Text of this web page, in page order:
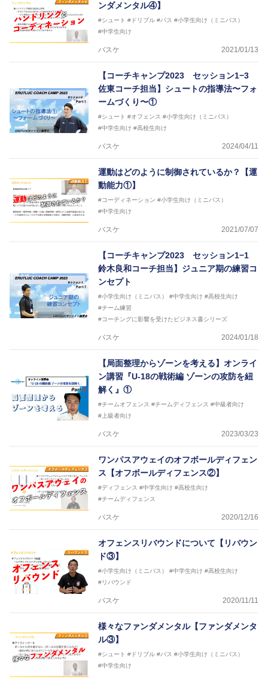
ンダメンタル④】
#シュート #ドリブル #パス #小学生向け（ミニバス）
#中学生向け
バスケ 2021/01/13
【コーチキャンプ2023 セッション1−3
佐東コーチ担当】シュートの指導法〜フォ
ームづくり〜①
#シュート #オフェンス #小学生向け（ミニバス）
#中学生向け #高校生向け
バスケ 2024/04/11
運動はどのように制御されているか？【運
動能力①】
#コーディネーション #小学生向け（ミニバス）
#中学生向け
バスケ 2021/07/07
【コーチキャンプ2023 セッション1−1
鈴木良和コーチ担当】ジュニア期の練習コ
ンセプト
#小学生向け（ミニバス） #中学生向け #高校生向け
#チーム練習
#コーチングに影響を受けたビジネス書シリーズ
バスケ 2024/01/18
【局面整理からゾーンを考える】オンライ
ン講習『U-18の戦術編 ゾーンの攻防を紐
解く』①
#チームオフェンス #チームディフェンス #中級者向け
#上級者向け
バスケ 2023/03/23
ワンパスアウェイのオフボールディフェン
ス【オフボールディフェンス②】
#ディフェンス #中学生向け #高校生向け
#チームディフェンス
バスケ 2020/12/16
オフェンスリバウンドについて【リバウン
ド③】
#小学生向け（ミニバス） #中学生向け #高校生向け
#リバウンド
バスケ 2020/11/11
様々なファンダメンタル【ファンダメンタ
ル③】
#シュート #ドリブル #パス #小学生向け（ミニバス）
#中学生向け